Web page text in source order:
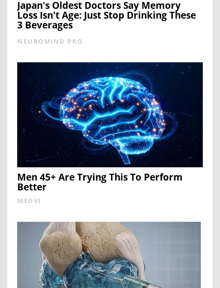
Japan's Oldest Doctors Say Memory
Loss Isn't Age: Just Stop Drinking These
3 Beverages
NEUROMIND PRO
Men 45+ Are Trying This To Perform
Better
MEDVI